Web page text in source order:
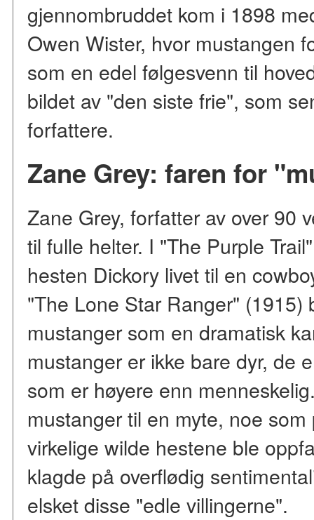
gjennombruddet kom i 1898
Owen Wister, hvor mustangen
som en edel følgesvenn til
bildet av "den siste frie", som
forfattere.
Zane Grey: faren for
Zane Grey, forfatter av over 90
til fulle helter. I "The Purple
hesten Dickory livet til en
"The Lone Star Ranger" (1915)
mustanger som en dramatisk
mustanger er ikke bare dyr,
som er høyere enn
mustanger til en myte, noe
virkelige wilde hestene ble
klagde på overflødig
elsket disse "edle villingerne".